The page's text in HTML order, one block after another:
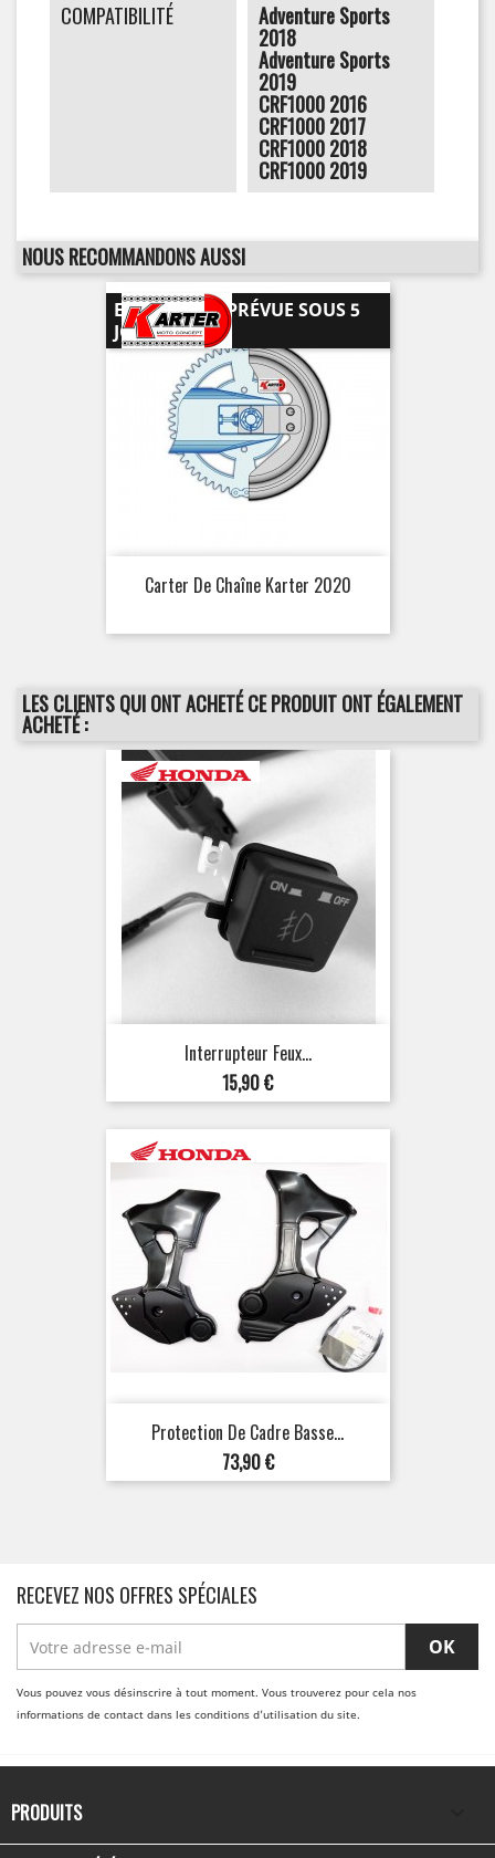
COMPATIBILITÉ Adventure Sports
2018
Adventure Sports
2019
CRF1000 2016
CRF1000 2017
CRF1000 2018
CRF1000 2019
NOUS RECOMMANDONS AUSSI
Carter De Chaîne Karter 2020
EXPÉDITION PRÉVUE SOUS 5
JOURS
LES CLIENTS QUI ONT ACHETÉ CE PRODUIT ONT ÉGALEMENT
ACHETÉ :
Interrupteur Feux...
Prix
15,90 €
Protection De Cadre Basse...
Prix
73,90 €
RECEVEZ NOS OFFRES SPÉCIALES
Vous pouvez vous désinscrire à tout moment. Vous trouverez pour cela nos
informations de contact dans les conditions d'utilisation du site.
PRODUITS